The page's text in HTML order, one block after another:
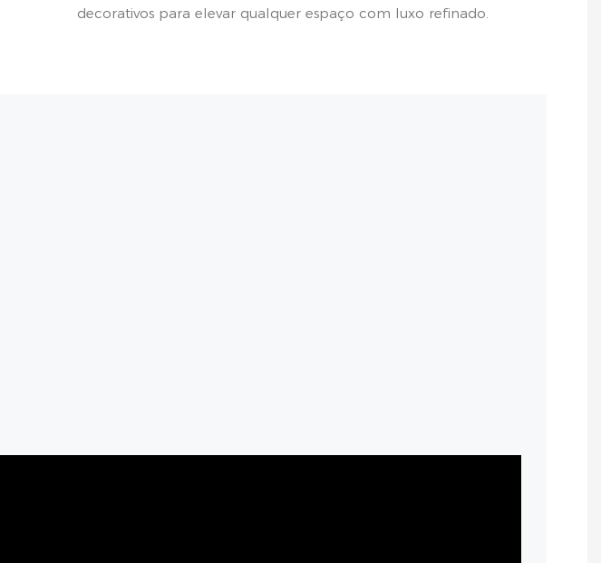
decorativos para elevar qualquer espaço com luxo refinado.